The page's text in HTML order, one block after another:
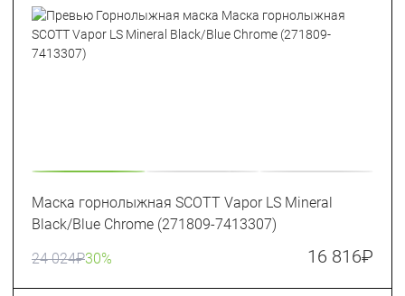
Маска горнолыжная SCOTT Vapor LS Mineral
Black/Blue Chrome (271809-7413307)
24 024₽30% 16 816₽